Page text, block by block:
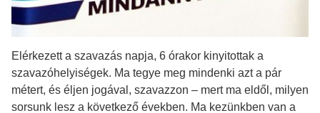
Elérkezett a szavazás napja, 6 órakor kinyitottak a
szavazóhelyiségek. Ma tegye meg mindenki azt a pár
métert, és éljen jogával, szavazzon – mert ma eldől, milyen
sorsunk lesz a következő években. Ma kezünkben van a